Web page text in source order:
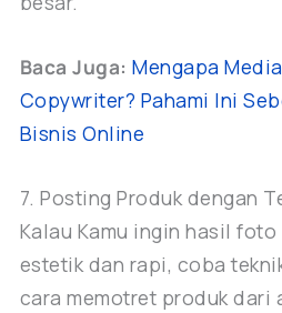
Baca Juga: Mengapa
Copywriter? Pahami Ini
Bisnis Online
7. Posting Produk dengan
Kalau Kamu ingin hasil
estetik dan rapi, coba
cara memotret produk dari